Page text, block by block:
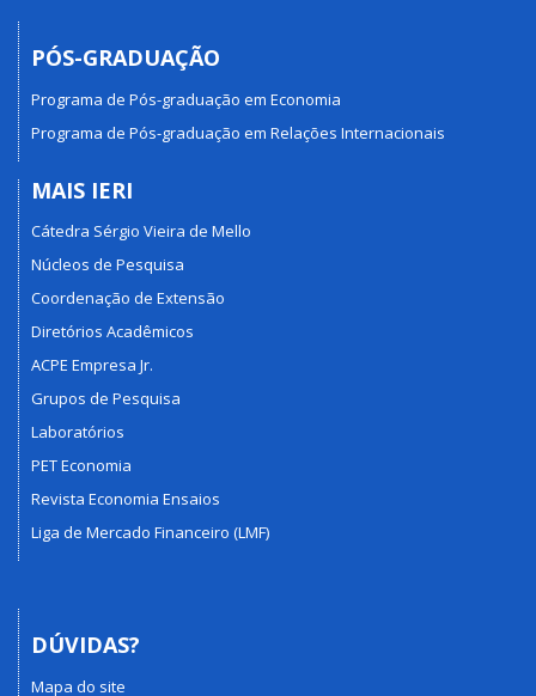
PÓS-GRADUAÇÃO
Programa de Pós-graduação em Economia
Programa de Pós-graduação em Relações Internacionais
MAIS IERI
Cátedra Sérgio Vieira de Mello
Núcleos de Pesquisa
Coordenação de Extensão
Diretórios Acadêmicos
ACPE Empresa Jr.
Grupos de Pesquisa
Laboratórios
PET Economia
Revista Economia Ensaios
Liga de Mercado Financeiro (LMF)
DÚVIDAS?
Mapa do site